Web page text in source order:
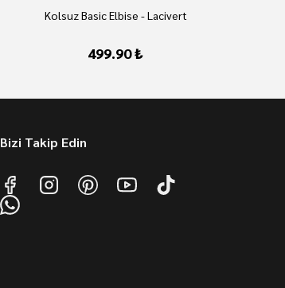
Kolsuz Basic Elbise - Lacivert
499.90 ₺
Bizi Takip Edin